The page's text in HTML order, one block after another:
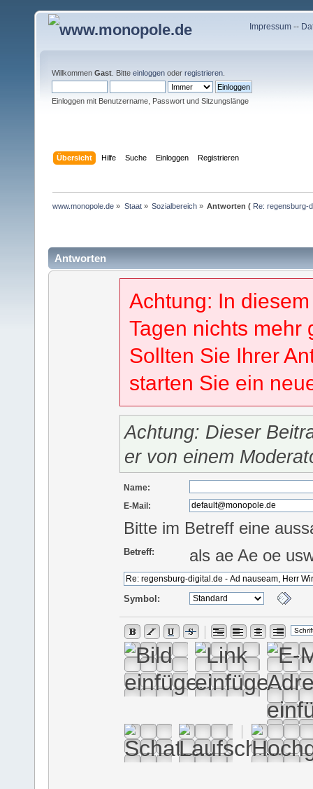
Impressum--
Willkommen Gast . Bitte einloggen oder registrieren
Einloggen mit Benutzername, Passwort und Sitzungslänge
Übersicht Hilfe Suche Einloggen Registrieren
www.monopole.de » Staat» Sozialbereich» Antworten ( Re: regensburg-
Antworten
Achtung: In
Tagen nichts mehr
Sollten Sie Ihrer
starten Sie ein
Achtung: Dieser
er von einem
Name:
E-Mail:
Bitte im Betreff eine
als ae Ae oe
Betreff:
Symbol: